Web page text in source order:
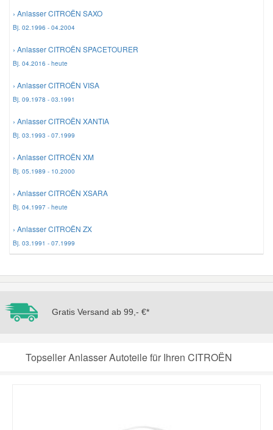
› Anlasser CITROËN SAXO
Bj. 02.1996 - 04.2004
› Anlasser CITROËN SPACETOURER
Bj. 04.2016 - heute
› Anlasser CITROËN VISA
Bj. 09.1978 - 03.1991
› Anlasser CITROËN XANTIA
Bj. 03.1993 - 07.1999
› Anlasser CITROËN XM
Bj. 05.1989 - 10.2000
› Anlasser CITROËN XSARA
Bj. 04.1997 - heute
› Anlasser CITROËN ZX
Bj. 03.1991 - 07.1999
Gratis Versand ab 99,- €*
Topseller Anlasser Autoteile für Ihren CITROËN